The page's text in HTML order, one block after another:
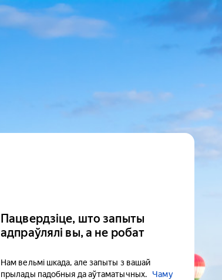
Пацвердзіце, што запыты
адпраўлялі вы, а не робат
Нам вельмі шкада, але запыты з вашай
прылады падобныя да аўтаматычных.
Чаму